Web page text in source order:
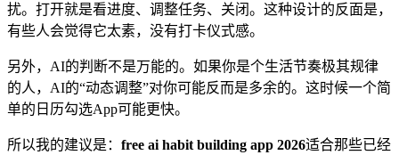
扰。打开就是看进度、调整任务、关闭。这种设计的反面是，
有些人会觉得它太素，没有打卡仪式感。
另外，AI的判断不是万能的。如果你是个生活节奏极其规律
的人，AI的“动态调整”对你可能反而是多余的。这时候一个简
单的日历勾选App可能更快。
所以我的建议是： free ai habit building app 2026适合那些已经